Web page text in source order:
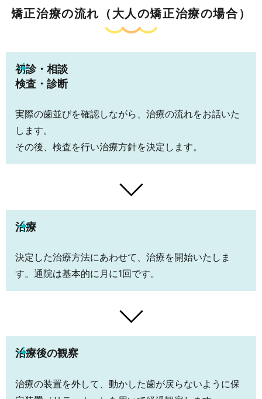
矯正治療の流れ（大人の矯正治療の場合）
初診・相談
検査・診断
実際の歯並びを確認しながら、治療の流れをお話いた
します。
その後、検査を行い治療方針を決定します。
治療
決定した治療方法にあわせて、治療を開始いたしま
す。通院は基本的に月に1回です。
治療後の観察
治療の装置を外して、動かした歯が戻らないように保